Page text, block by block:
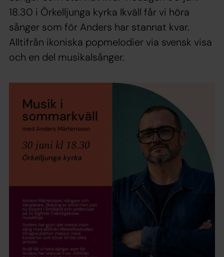
18.30 i Örkelljunga kyrka Ikväll får vi höra
sånger som för Anders har stannat kvar.
Alltifrån ikoniska popmelodier via svensk visa
och en del musikalsånger.